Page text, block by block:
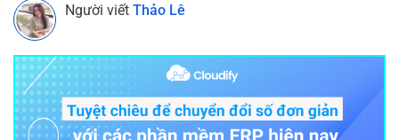
Người viết Thảo Lê